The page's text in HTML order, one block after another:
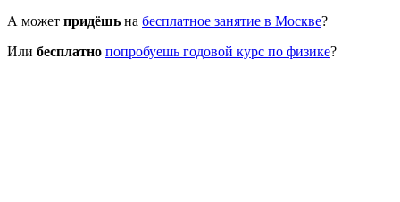
А может придёшь на бесплатное занятие в Москве?
Или бесплатно попробуешь годовой курс по физике?